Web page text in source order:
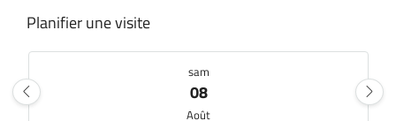
Planifier une visite
sam
08
Août